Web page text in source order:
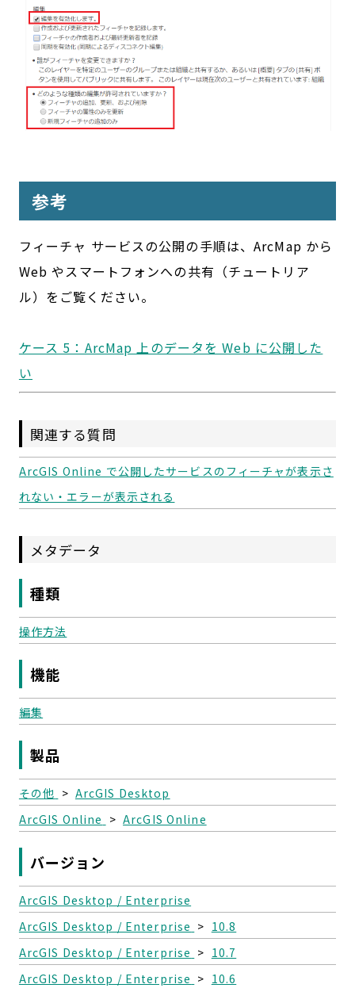
参考
フィーチャ サービスの公開の手順は、ArcMap から
Web やスマートフォンへの共有（チュートリア
ル）をご覧ください。
ケース 5：ArcMap 上のデータを Web に公開した
い
関連する質問
ArcGIS Online で公開したサービスのフィーチャが表示さ
れない・エラーが表示される
メタデータ
種類
操作方法
機能
編集
製品
その他 > ArcGIS Desktop
ArcGIS Online > ArcGIS Online
バージョン
ArcGIS Desktop / Enterprise
ArcGIS Desktop / Enterprise > 10.8
ArcGIS Desktop / Enterprise > 10.7
ArcGIS Desktop / Enterprise > 10.6